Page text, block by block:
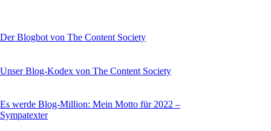
Der Blogbot von The Content Society
Unser Blog-Kodex von The Content Society
Es werde Blog-Million: Mein Motto für 2022 –
Sympatexter